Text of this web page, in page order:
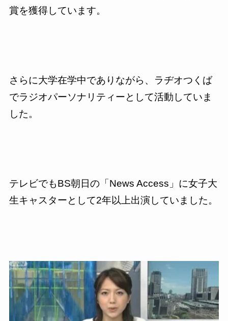
賞を獲得しています。
さらに大学在学中でありながら、ラヂオつくば
でラジオパーソナリティーとして活動していま
した。
テレビでもBS朝日の「News Access」に女子大
生キャスターとして2年以上出演していました。